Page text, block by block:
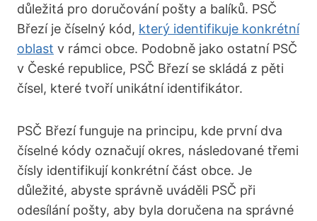
důležitá ‌pro doručování pošty⁤ a balíků. PSČ
Březí je číselný kód, který identifikuje ⁤konkrétní
oblast v rámci obce. Podobně jako ostatní‌ PSČ
v České republice, PSČ Březí ​se skládá z pěti
‌čísel, které tvoří ⁣unikátní identifikátor.
PSČ Březí⁤ funguje na principu, ⁣kde první dva
číselné kódy označují okres, následované ⁣třemi
čísly identifikují konkrétní část⁢ obce. Je
⁢důležité, abyste správně uváděli ‍PSČ při
odesílání pošty, ‌aby byla doručena na správné⁣